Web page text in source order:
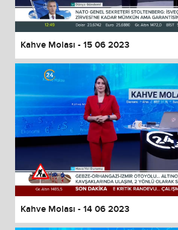
Kahve Molası - 15 06 2023
Kahve Molası - 14 06 2023